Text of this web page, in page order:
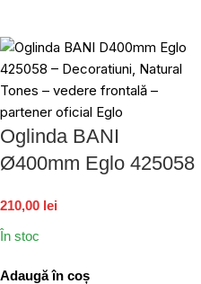
Oglinda BANI
Ø400mm Eglo 425058
210,00 lei
În stoc
Adaugă în coș